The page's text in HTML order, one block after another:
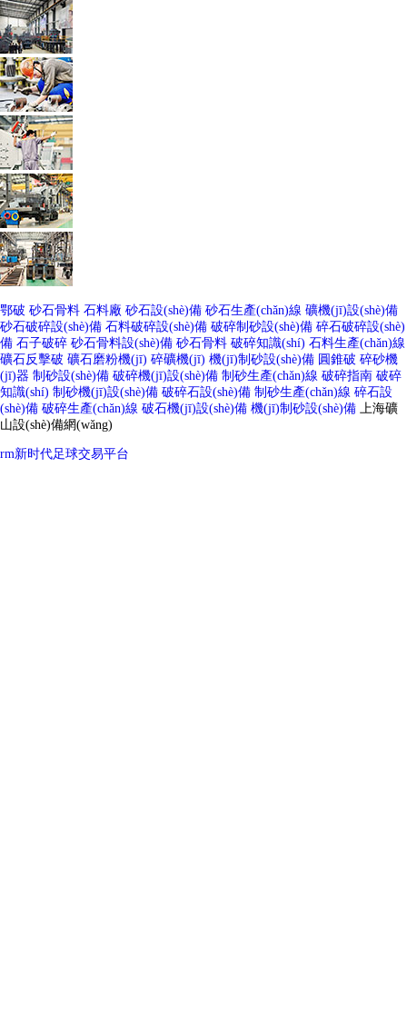
鄂破 砂石骨料 石料廠 砂石設(shè)備 砂石生產(chǎn)線 礦機(jī)設(shè)備
砂石破碎設(shè)備 石料破碎設(shè)備 破碎制砂設(shè)備 碎石破碎設(shè)
備 石子破碎 砂石骨料設(shè)備 砂石骨料 破碎知識(shí) 石料生產(chǎn)線
礦石反擊破 礦石磨粉機(jī) 碎礦機(jī) 機(jī)制砂設(shè)備 圓錐破 碎砂機
(jī)器 制砂設(shè)備 破碎機(jī)設(shè)備 制砂生產(chǎn)線 破碎指南 破碎
知識(shí) 制砂機(jī)設(shè)備 破碎石設(shè)備 制砂生產(chǎn)線 碎石設
(shè)備 破碎生產(chǎn)線 破石機(jī)設(shè)備 機(jī)制砂設(shè)備 上海礦
山設(shè)備網(wǎng)
rm新时代足球交易平台